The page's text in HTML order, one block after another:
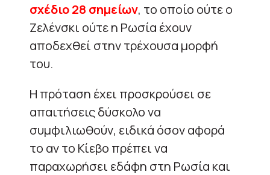
σχέδιο 28 σημείων, το οποίο ούτε ο
Ζελένσκι ούτε η Ρωσία έχουν
αποδεχθεί στην τρέχουσα μορφή
του.
Η πρόταση έχει προσκρούσει σε
απαιτήσεις δύσκολο να
συμφιλιωθούν, ειδικά όσον αφορά
το αν το Κίεβο πρέπει να
παραχωρήσει εδάφη στη Ρωσία και